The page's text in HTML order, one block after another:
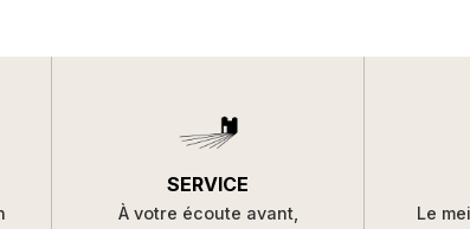
SERVICE
À votre écoute avant,
Le